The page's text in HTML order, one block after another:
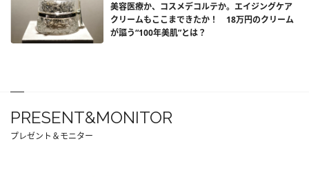
美容医療か、コスメデコルテか。エイジングケア
クリームもここまできたか！ 18万円のクリーム
が謳う“100年美肌”とは？
PRESENT&MONITOR
プレゼント＆モニター